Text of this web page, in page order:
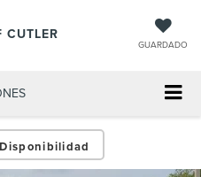
CUTLER
GUARDADO